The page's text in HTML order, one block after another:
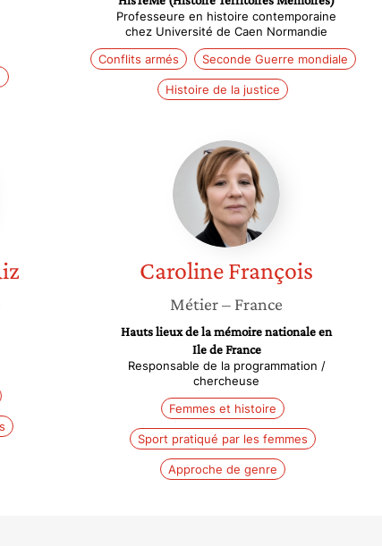
Professeure en histoire contemporaine
chez Université de Caen Normandie
Conflits armés
Seconde Guerre mondiale
Histoire de la justice
Caroline
François
CarolineFrançois
Métier– France
Hauts lieux de la mémoire nationale en
Ile de France
Responsable de la programmation /
chercheuse
Femmes et histoire
Sport pratiqué par les femmes
Approche de genre